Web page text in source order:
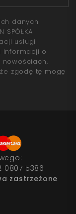
danych
SPÓŁKA
usługi
informacji o
nowościach,
zgodę tę mogę
0807 5386
zastrzeżone